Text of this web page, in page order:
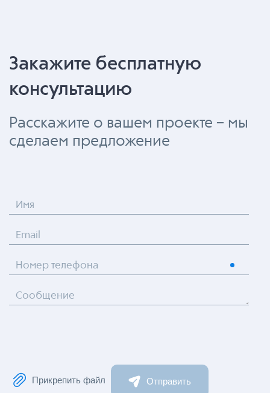
Закажите бесплатную
консультацию
Расскажите о вашем проекте – мы
сделаем предложение
Имя
Email
Номер телефона
Сообщение
Прикрепить файл Отправить